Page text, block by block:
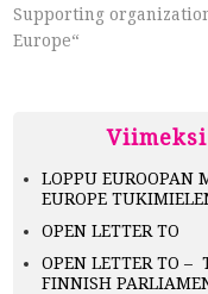
Supporting
Europe“
LOPPU EUROOPAN
EUROPE
OPEN LETTER TO
OPEN LETTER TO –
FINNISH